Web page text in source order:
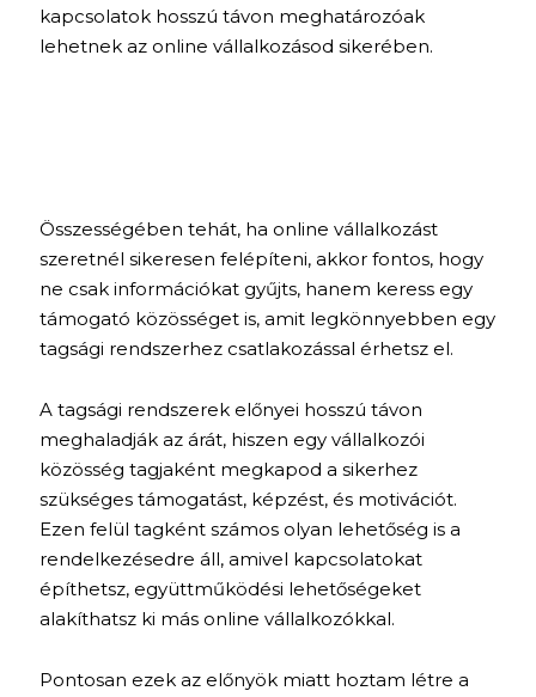
kapcsolatok hosszú távon meghatározóak
lehetnek az online vállalkozásod sikerében.
Összességében tehát, ha online vállalkozást
szeretnél sikeresen felépíteni, akkor fontos, hogy
ne csak információkat gyűjts, hanem keress egy
támogató közösséget is, amit legkönnyebben egy
tagsági rendszerhez csatlakozással érhetsz el.
A tagsági rendszerek előnyei hosszú távon
meghaladják az árát, hiszen egy vállalkozói
közösség tagjaként megkapod a sikerhez
szükséges támogatást, képzést, és motivációt.
Ezen felül tagként számos olyan lehetőség is a
rendelkezésedre áll, amivel kapcsolatokat
építhetsz, együttműködési lehetőségeket
alakíthatsz ki más online vállalkozókkal.
Pontosan ezek az előnyök miatt hoztam létre a